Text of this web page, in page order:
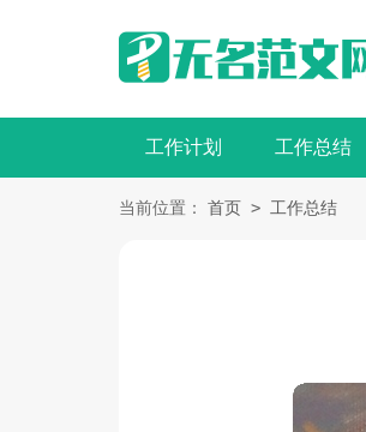
工作计划 工作总结
当前位置： 首页 > 工作总结